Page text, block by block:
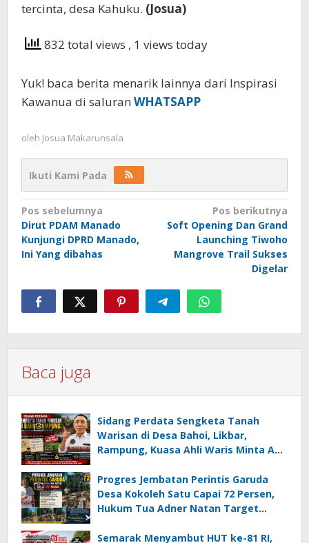
tercinta, desa Kahuku. (Josua)
832 total views , 1 views today
Yuk! baca berita menarik lainnya dari Inspirasi
Kawanua di saluran WHATSAPP
oleh Josua Makarunsala
Ikuti Kami Pada
Navigasi
pos
Pos sebelumnya
Dirut PDAM Manado
Kunjungi DPRD Manado,
Ini Yang dibahas
Pos berikutnya
Soft Opening Dan Grand
Launching Tiwoho
Mangrove Trail Sukses
Digelar
Baca juga
Sidang Perdata Sengketa Tanah
Warisan di Desa Bahoi, Likbar,
Rampung, Kuasa Ahli Waris Minta APH
Korupsi Dandes
Progres Jembatan Perintis Garuda
Desa Kokoleh Satu Capai 72 Persen,
Hukum Tua Adner Natan Target
Semarak Menyambut HUT ke-81 RI,